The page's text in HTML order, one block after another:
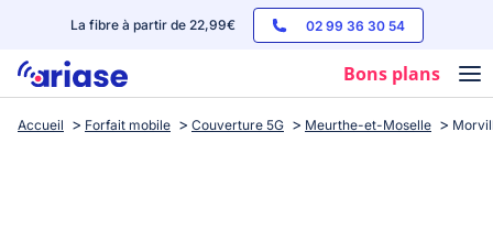
La fibre à partir de 22,99€ 02 99 36 30 54
Bons plans
Box internet
Accueil Forfait mobile Couverture 5G Meurthe-et-Moselle